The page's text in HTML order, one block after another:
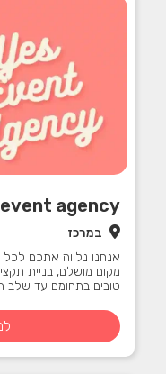
event agency
במרכז
אנחנו נלווה אתכם
מקום מושלם, בניית
טובים בתחומם עד שלב